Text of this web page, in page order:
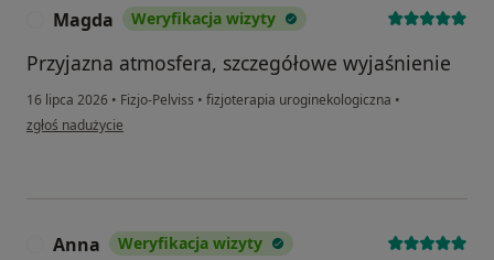
Magda Weryfikacja wizyty
Przyjazna atmosfera, szczegółowe wyjaśnienie
16 lipca 2026 • Fizjo-Pelviss • fizjoterapia uroginekologiczna •
w opinii użytkownika Magda
zgłoś nadużycie
Anna Weryfikacja wizyty